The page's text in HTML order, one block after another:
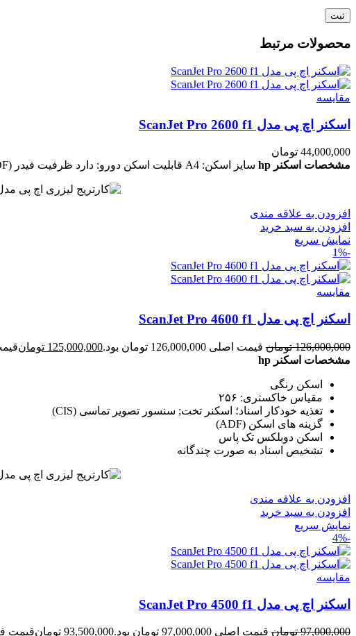
محصولات مرتبط
مقايسه
اسکنر اچ پی مدل ScanJet Pro 2600 f1
44,000,000 تومان
مشخصات اسکنر hp
سایز اسکن: A4 قابلیت اسکن دورو: دارد ظرفیت فیدر (ADF): 60 برگ
افزودن به علاقه مندی
افزودن به سبد خرید
نمایش سریع
-1%
مقايسه
اسکنر اچ پی مدل ScanJet Pro 4600 f1
126,000,000 تومان قیمت اصلی 126,000,000 تومان بود. 125,000,000 تومانقیمت
مشخصات اسکنر hp
اسکن رنگی
مقیاس خاکستری: ۲۵۶
تغذیه خودکار اسناد؛ اسکنر تخت; سنسور تصویر تماسی (CIS)
گزینه های اسکن (ADF)
اسکن دوبلکس تک پاس
تشخیص اسناد به صورت چندگانه
افزودن به علاقه مندی
افزودن به سبد خرید
نمایش سریع
-4%
مقايسه
اسکنر اچ پی مدل ScanJet Pro 4500 f1
97,000,000 تومان قیمت اصلی 97,000,000 تومان بود. 93,500,000 تومانقیمت فعلی